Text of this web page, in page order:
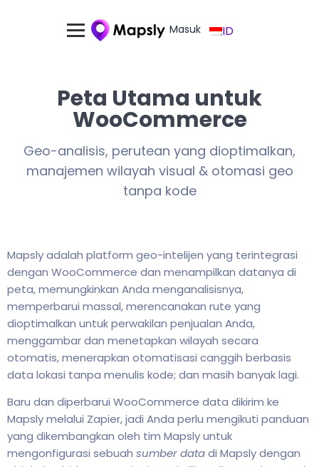
Masuk ID
Peta Utama untuk
WooCommerce
Geo-analisis, perutean yang dioptimalkan,
manajemen wilayah visual & otomasi geo
tanpa kode
Mapsly adalah platform geo-intelijen yang terintegrasi
dengan WooCommerce dan menampilkan datanya di
peta, memungkinkan Anda menganalisisnya,
memperbarui massal, merencanakan rute yang
dioptimalkan untuk perwakilan penjualan Anda,
menggambar dan menetapkan wilayah secara
otomatis, menerapkan otomatisasi canggih berbasis
data lokasi tanpa menulis kode; dan masih banyak lagi.
Baru dan diperbarui WooCommerce data dikirim ke
Mapsly melalui Zapier, jadi Anda perlu mengikuti panduan
yang dikembangkan oleh tim Mapsly untuk
mengonfigurasi sebuah sumber datadi Mapsly dengan